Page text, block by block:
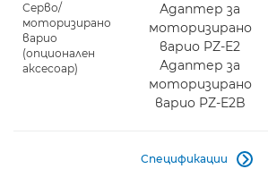
Серво/
моторизирано
варио
(опционален
аксесоар)
Адаптер за
моторизирано
варио PZ-E2
Адаптер за
моторизирано
варио PZ-E2B
Спецификации 